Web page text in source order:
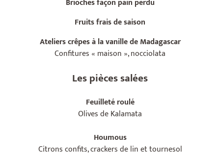
Brioches façon pain perdu
Fruits frais de saison
Ateliers crêpes à la vanille de Madagascar
Confitures « maison », nocciolata
Les pièces salées
Feuilleté roulé
Olives de Kalamata
Houmous
Citrons confits, crackers de lin et tournesol